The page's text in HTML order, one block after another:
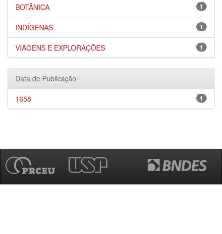
1
BOTÂNICA
1
INDÍGENAS
1
VIAGENS E EXPLORAÇÕES
Data de Publicação
1
1658